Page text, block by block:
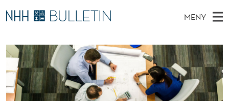
B
O
N
S
MENY
O
V
E
D
Ø
K
I
E
T
S
Stipendiater og nye forskerprofiler
Disputaser
Ekspertutvalg